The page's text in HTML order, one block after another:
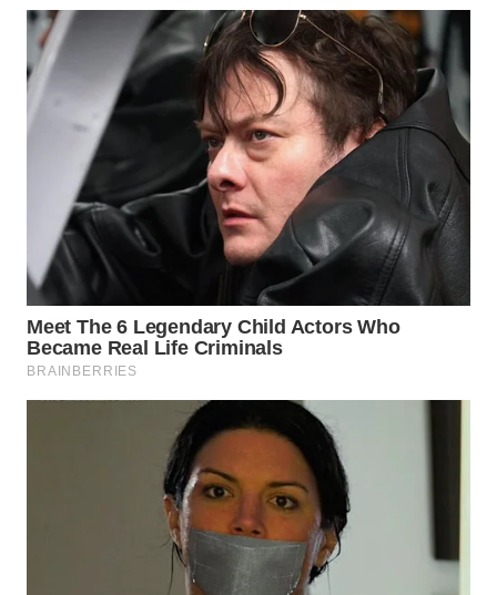
WAHANA
WAHANANEWS
ID
WAHANANEWS
CO ID
WAHANANEWS
NET
WAHANA
SPORT